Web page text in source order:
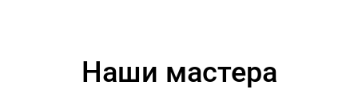
Наши мастера